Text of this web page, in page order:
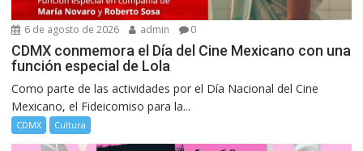
6 de agosto de 2026 admin 0
CDMX conmemora el Día del Cine Mexicano con una
función especial de Lola
Como parte de las actividades por el Día Nacional del Cine
Mexicano, el Fideicomiso para la...
CDMX Cultura